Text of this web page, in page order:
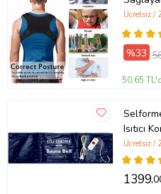
Omuz
Ücretsiz /
%33
50,65
Isıtıcı
Ücretsiz /
1399